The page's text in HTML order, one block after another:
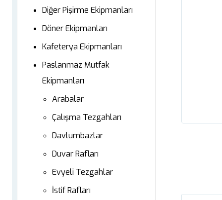
Diğer Pişirme Ekipmanları
Döner Ekipmanları
Kafeterya Ekipmanları
Paslanmaz Mutfak
Ekipmanları
Arabalar
Çalışma Tezgahları
Davlumbazlar
Duvar Rafları
Evyeli Tezgahlar
İstif Rafları